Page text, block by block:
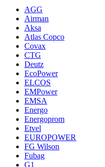
AGG
Airman
Aksa
Atlas Copco
Covax
CTG
Deutz
EcoPower
ELCOS
EMPower
EMSA
Energo
Energoprom
Etvel
EUROPOWER
FG Wilson
Fubag
G1